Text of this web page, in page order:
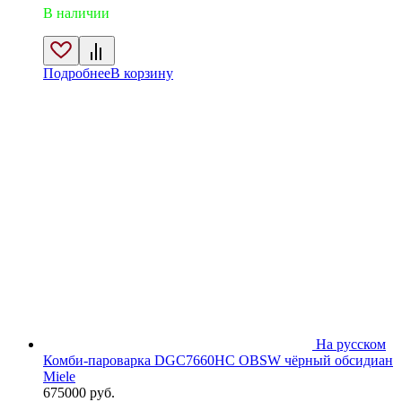
В наличии
ПодробнееВ корзину
На русском
Комби-пароварка DGC7660HC OBSW чёрный обсидиан
Miele
675000 руб.